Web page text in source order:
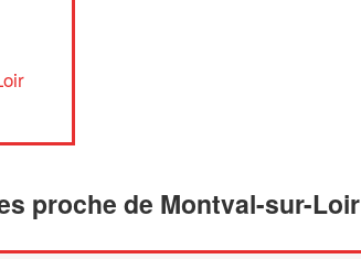
proche de Montval-sur-Loir